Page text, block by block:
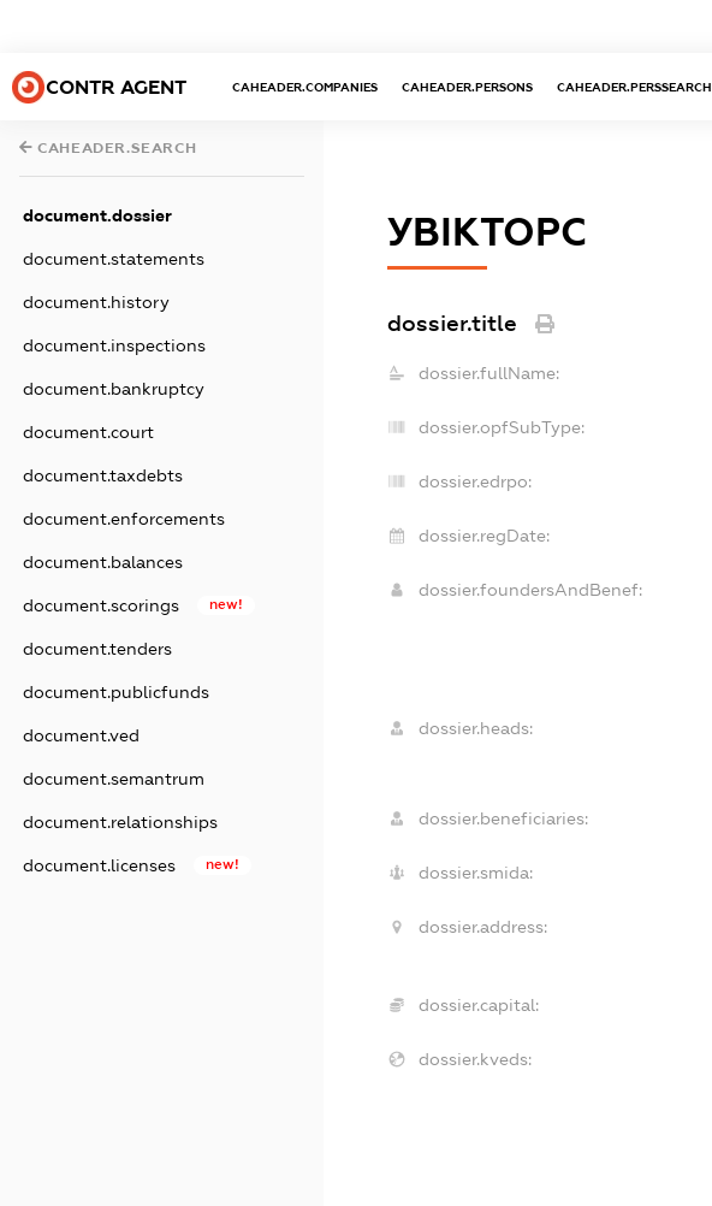
CONTR AGENT CAHEADER.COMPANIES CAHEADER.PERSONS CAHEADER.PERSSEARCH
CAHEADER.SEARCH
document.dossier
document.statements
document.history
document.inspections
document.bankruptcy
document.court
document.taxdebts
document.enforcements
document.balances
document.scorings new!
document.tenders
document.publicfunds
document.ved
document.semantrum
document.relationships
document.licenses new!
УВІКТОРС
dossier.title
dossier.fullName:
dossier.opfSubType:
dossier.edrpo:
dossier.regDate:
dossier.foundersAndBenef:
dossier.heads:
dossier.beneficiaries:
dossier.smida:
dossier.address:
dossier.capital:
dossier.kveds: